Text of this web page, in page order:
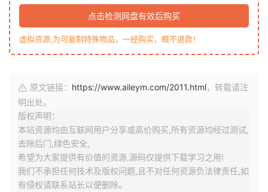
点击检测网盘有效后购买
虚拟资源,为可复制特殊物品，一经购买，概不退款！
原文链接： https://www.aileym.com/2011.html，转载请注
明出处。
版权声明：
本站资源均由互联网用户分享或高价购买,所有资源均经过测试,
去除后门,绿色安全,
希望为大家提供有价值的资源,源码仅提供下载学习之用!
我们不承担任何技术及版权问题,且不对任何资源负法律责任,如
有侵权请联系站长以便删除。